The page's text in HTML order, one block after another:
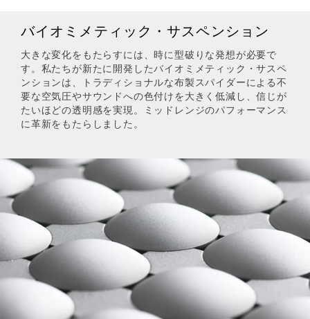
バイオミメティック・サスペンション
大きな変化をもたらすには、時に型破りな発想が必要で
す。私たちが新たに開発したバイオミメティック・サスペ
ンションは、トラディショナルな布製スパイダーによる不
要な空気圧やサウンドへの色付けを大きく低減し、信じが
たいほどの透明感を実現。ミッドレンジのパフォーマンス
に革新をもたらしました。